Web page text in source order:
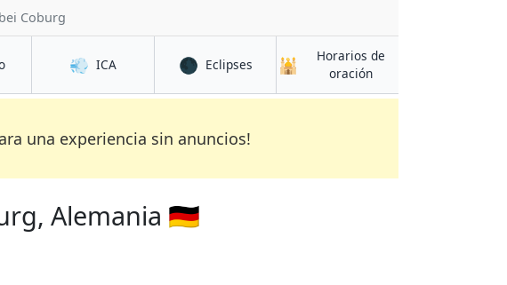
Coburg
en Neustadt bei Coburg
💨 ICAen Neustadt bei Coburg
🌑 Eclipsesen Neustadt bei Coburg
🕌
Horarios de
oraciónen Neustadt bei
una experiencia sin anuncios!
Alemania 🇩🇪